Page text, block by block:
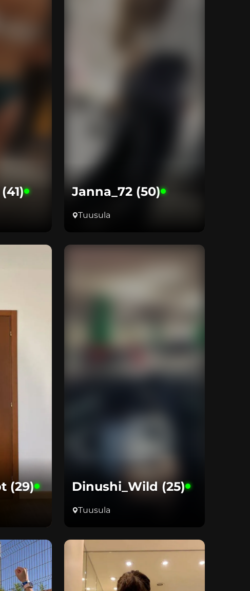
Janna_72 (50)
Tuusula
(29) Dinushi_Wild (25)
Tuusula